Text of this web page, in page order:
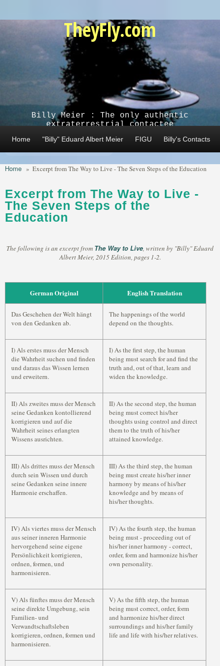
TheyFly.com
Billy Meier : The only authentic
extraterrestrial contactee
Home "Billy" Eduard Albert Meier FIGU Billy's Contacts
Home » Excerpt from The Way to Live - The Seven Steps of the Education
Excerpt from The Way to Live -
The Seven Steps of the
Education
The following is an excerpt from The Way to Live, written by "Billy" Eduard
Albert Meier, 2015 Edition, pages 1-2.
German Original English Translation
Das Geschehen der Welt hängt
von den Gedanken ab.
The happenings of the world
depend on the thoughts.
I) Als erstes muss der Mensch
die Wahrheit suchen und finden
und daraus das Wissen lernen
und erweitern.
I) As the first step, the human
being must search for and find the
truth and, out of that, learn and
widen the knowledge.
II) Als zweites muss der Mensch
seine Gedanken kontollierend
korrigieren und auf die
Wahrheit seines erlangten
Wissens ausrichten.
II) As the second step, the human
being must correct his/her
thoughts using control and direct
them to the truth of his/her
attained knowledge.
III) Als drittes muss der Mensch
durch sein Wissen und durch
seine Gedanken seine innere
Harmonie erschaffen.
III) As the third step, the human
being must create his/her inner
harmony by means of his/her
knowledge and by means of
his/her thoughts.
IV) Als viertes muss der Mensch
aus seiner inneren Harmonie
hervorgehend seine eigene
Persönlichkeit korrigieren,
ordnen, formen, und
harmonisieren.
IV) As the fourth step, the human
being must - proceeding out of
his/her inner harmony - correct,
order, form and harmonize his/her
own personality.
V) Als fünftes muss der Mensch
seine direkte Umgebung, sein
Familien- und
Verwandtschaftsleben
korrigieren, ordnen, formen und
harmonisieren.
V) As the fifth step, the human
being must correct, order, form
and harmonize his/her direct
surroundings and his/her family
life and life with his/her relatives.